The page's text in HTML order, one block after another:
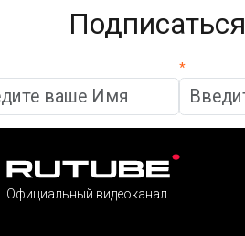
*
Официальный видеоканал